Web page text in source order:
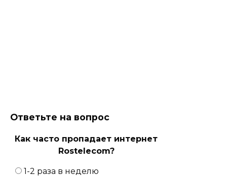
Ответьте на вопрос
Как часто пропадает интернет
Rostelecom?
1-2 раза в неделю